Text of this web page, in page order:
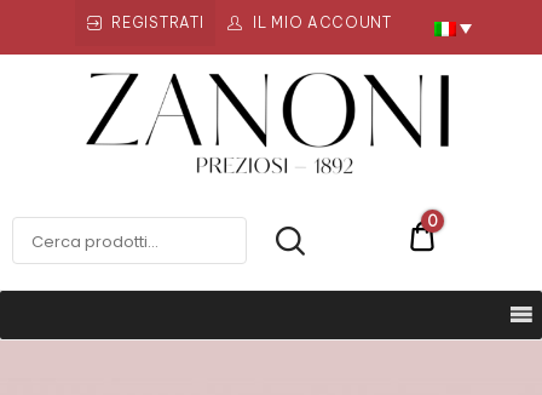
REGISTRATI IL MIO ACCOUNT
ZANONI PREZIOSI €0
0